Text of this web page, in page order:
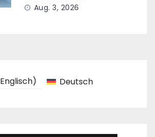
Aug. 3, 2026
Englisch) Deutsch